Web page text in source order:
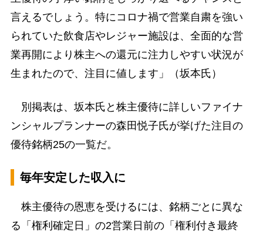
言えるでしょう。特にコロナ禍で営業自粛を強い
られていた飲食店やレジャー施設は、全面的な営
業再開により株主への還元に注力しやすい状況が
生まれたので、注目に値します」（坂本氏）
別掲表は、坂本氏と株主優待に詳しいファイナ
ンシャルプランナーの森田悦子氏が挙げた注目の
優待銘柄25の一覧だ。
毎年安定した収入に
株主優待の恩恵を受けるには、銘柄ごとに異な
る「権利確定日」の2営業日前の「権利付き最終